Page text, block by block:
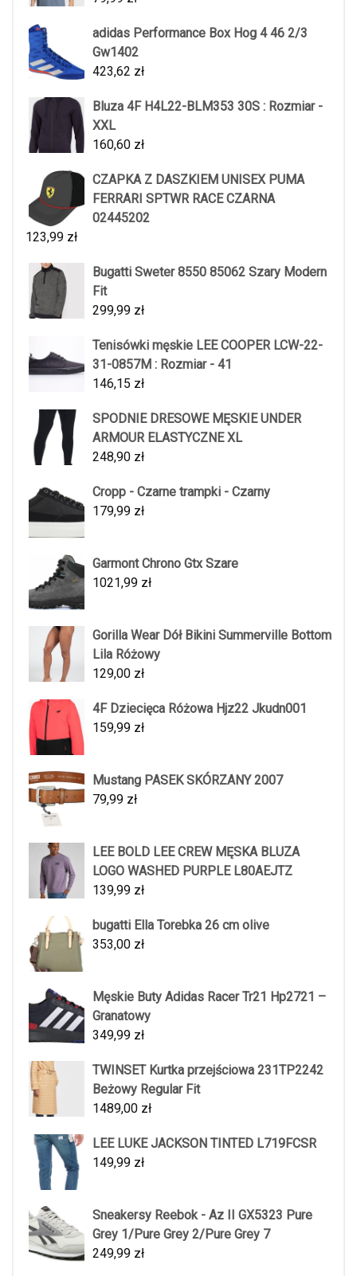
adidas Performance Box Hog 4 46 2/3
Gw1402
423,62 zł
Bluza 4F H4L22-BLM353 30S : Rozmiar -
XXL
160,60 zł
CZAPKA Z DASZKIEM UNISEX PUMA
FERRARI SPTWR RACE CZARNA
02445202
123,99 zł
Bugatti Sweter 8550 85062 Szary Modern
Fit
299,99 zł
Tenisówki męskie LEE COOPER LCW-22-
31-0857M : Rozmiar - 41
146,15 zł
SPODNIE DRESOWE MĘSKIE UNDER
ARMOUR ELASTYCZNE XL
248,90 zł
Cropp - Czarne trampki - Czarny
179,99 zł
Garmont Chrono Gtx Szare
1021,99 zł
Gorilla Wear Dół Bikini Summerville Bottom
Lila Różowy
129,00 zł
4F Dziecięca Różowa Hjz22 Jkudn001
159,99 zł
Mustang PASEK SKÓRZANY 2007
79,99 zł
LEE BOLD LEE CREW MĘSKA BLUZA
LOGO WASHED PURPLE L80AEJTZ
139,99 zł
bugatti Ella Torebka 26 cm olive
353,00 zł
Męskie Buty Adidas Racer Tr21 Hp2721 –
Granatowy
349,99 zł
TWINSET Kurtka przejściowa 231TP2242
Beżowy Regular Fit
1489,00 zł
LEE LUKE JACKSON TINTED L719FCSR
149,99 zł
Sneakersy Reebok - Az II GX5323 Pure
Grey 1/Pure Grey 2/Pure Grey 7
249,99 zł